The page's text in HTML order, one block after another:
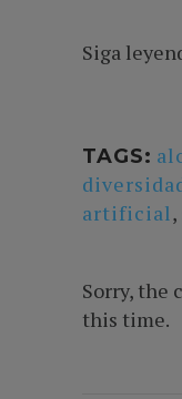
Siga
TAGS:
artificial,
Sorry, the
this time.